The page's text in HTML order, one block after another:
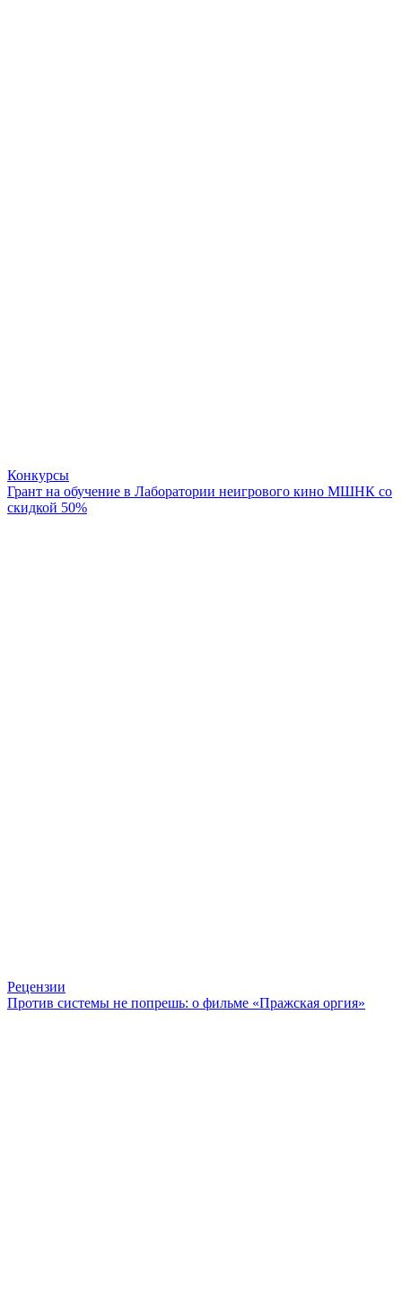
Конкурсы
Грант на обучение в Лаборатории неигрового кино МШНК со
скидкой 50%
Рецензии
Против системы не попрешь: о фильме «Пражская оргия»